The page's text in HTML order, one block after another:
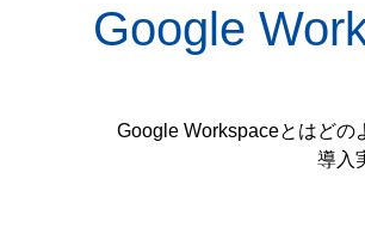
Google
Google Workspaceとはどの
導入